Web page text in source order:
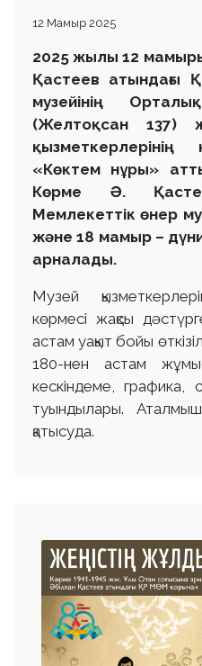
12 Мамыр 2025
2025 жылы 12
Қастеев атындағы
музейінің
(Желтоқсан 137)
«Көктем нұры»
Көрме Ә.
Мемлекеттік өнер
және 18 мамыр –
арналады.
Музей
көрмесі жақсы
астам уақыт бойы
180-нен астам
кескіндеме, графика,
туындылары.
қатысуда.